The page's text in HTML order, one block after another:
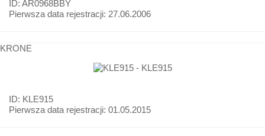
ID: AR0968BBY
Pierwsza data rejestracji: 27.06.2006
KRONE
ID: KLE915
Pierwsza data rejestracji: 01.05.2015